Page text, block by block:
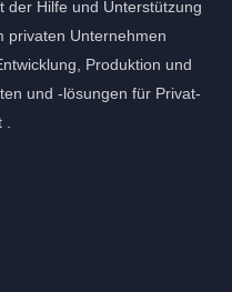
der Hilfe und Unterstützung
privaten Unternehmen
Produktion und
und -lösungen für Privat-
.